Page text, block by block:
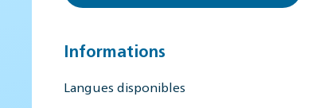
Informations
Langues disponibles